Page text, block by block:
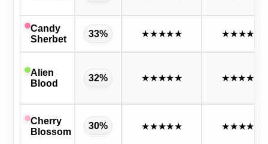
Candy
Sherbet
33% ★★★★★ ★★★★★
Alien
Blood
32% ★★★★★ ★★★★
Cherry
Blossom
30% ★★★★★ ★★★★★